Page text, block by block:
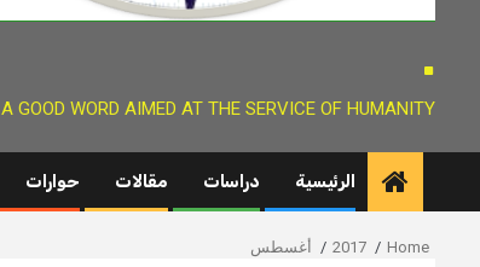
.
A GOOD WORD AIMED AT THE SERVICE OF HUMANITY
الرئيسية دراسات مقالات حوارات
Home
2017 أغسطس